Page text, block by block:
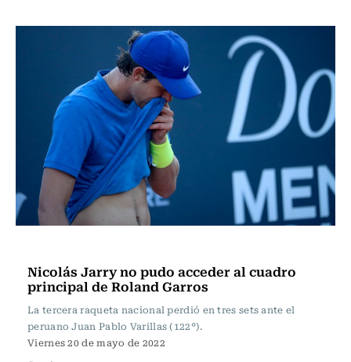
Nicolás Jarry no pudo acceder al cuadro
principal de Roland Garros
La tercera raqueta nacional perdió en tres sets ante el
peruano Juan Pablo Varillas (122°).
Viernes 20 de mayo de 2022